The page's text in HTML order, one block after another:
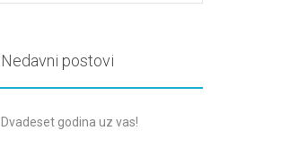
Nedavni postovi
Dvadeset godina uz vas!